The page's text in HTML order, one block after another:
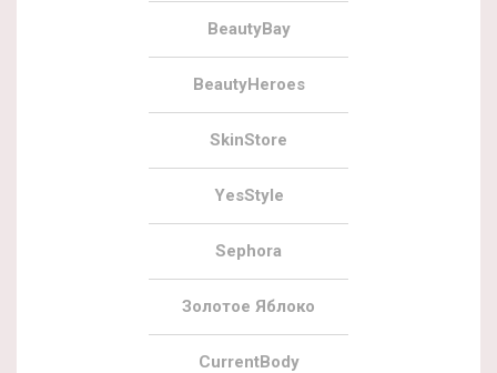
BeautyBay
BeautyHeroes
SkinStore
YesStyle
Sephora
Золотое Яблоко
CurrentBody